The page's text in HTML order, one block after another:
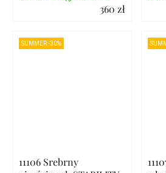
360 zł
SUMMER -30%
11106 Srebrny